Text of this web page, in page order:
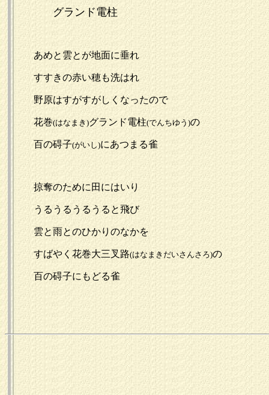
グランド電柱
あめと雲とが地面に垂れ
すすきの赤い穂も洗はれ
野原はすがすがしくなったので
花巻(はなまき)グランド電柱(でんちゆう)の
百の碍子(がいし)にあつまる雀
掠奪のために田にはいり
うるうるうるうると飛び
雲と雨とのひかりのなかを
すばやく花巻大三叉路(はなまきだいさんさろ)の
百の碍子にもどる雀